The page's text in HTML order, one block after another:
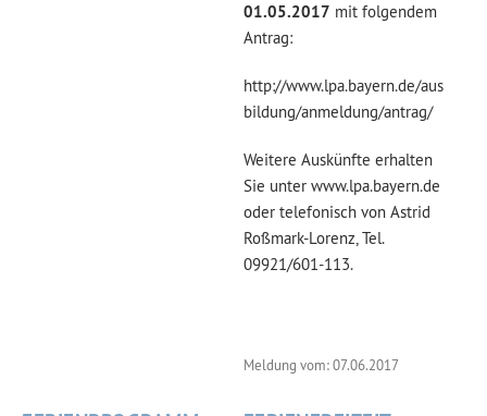
01.05.2017 mit folgendem
Antrag:
http://www.lpa.bayern.de/aus
bildung/anmeldung/antrag/
Weitere Auskünfte erhalten
Sie unter www.lpa.bayern.de
oder telefonisch von Astrid
Roßmark-Lorenz, Tel.
09921/601-113.
Meldung vom: 07.06.2017